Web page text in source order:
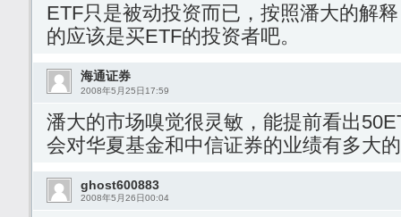
ETF只是被动投资而已，按照潘大的解
的应该是买ETF的投资者吧。
海通证券
2008年5月25日17:59
潘大的市场嗅觉很灵敏，能提前看出
会对华夏基金和中信证券的业绩有多大
ghost600883
2008年5月26日00:04